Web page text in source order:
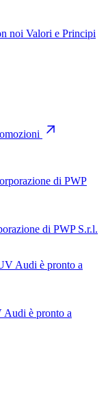
noi Valori e Principi
di PWP S.r.l.
è pronto a